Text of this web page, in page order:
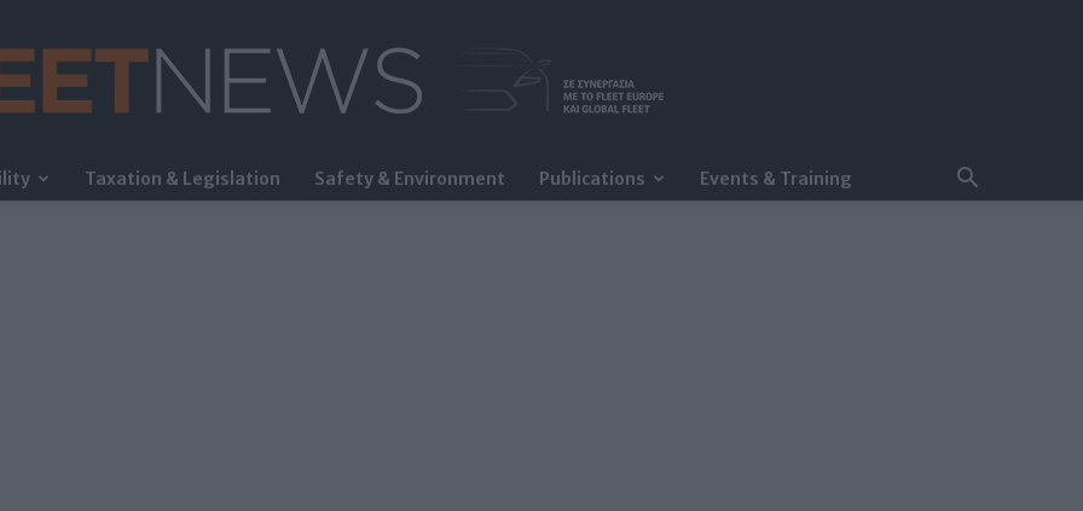
FleetNews
Taxation & Legislation Safety & Environment Publications Events & Training